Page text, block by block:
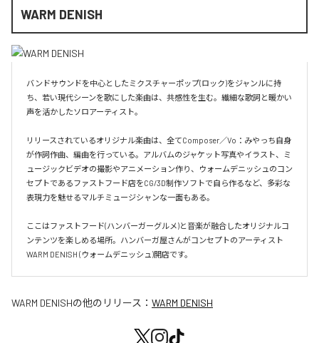
WARM DENISH
バンドサウンドを中心としたミクスチャーポップ(ロック)をジャンルに持
ち、若い現代シーンを歌にした楽曲は、共感性を生む。繊細な歌詞と暖かい
声を活かしたソロアーティスト。
リリースされているオリジナル楽曲は、全てComposer／Vo：みやっち自身
が作詞作曲、編曲を行っている。アルバムのジャケット写真やイラスト、ミ
ュージックビデオの撮影やアニメーション作り、ウォームデニッシュのコン
セプトであるファストフード店をCG/3D制作ソフトで自ら作るなど、多彩な
表現力を魅せるマルチミュージシャンな一面もある。
ここはファストフード(ハンバーガーグルメ)と音楽が融合したオリジナルコ
ンテンツを楽しめる場所。ハンバーガ屋さんがコンセプトのアーティスト
WARM DENISH (ウォームデニッシュ)開店です。
WARM DENISHの他のリリース： WARM DENISH